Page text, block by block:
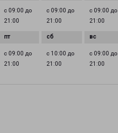
с 09:00 до
21:00
с 09:00 до
21:00
с 09:00 до
21:00
с 09:00 до
21:00
с 10:00 до
21:00
с 09:00 до
21:00